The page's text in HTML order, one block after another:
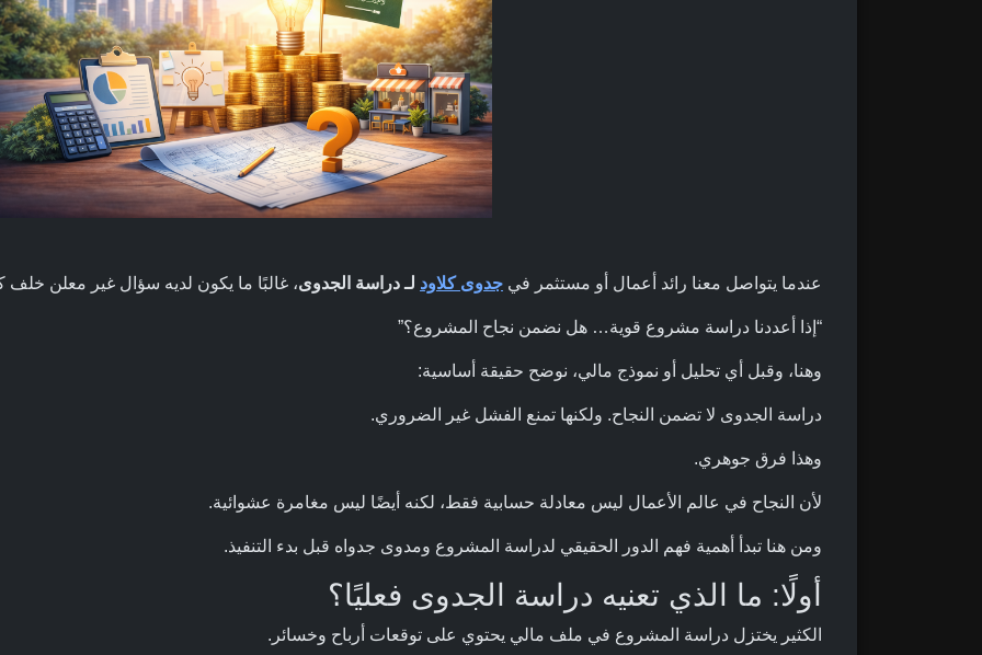
عندما يتواصل معنا رائد أعمال أو مستثمر في جدوى كلاود لـ دراسة الجدوى، غالبًا ما يكون لديه سؤال غير معلن خلف
“إذا أعددنا دراسة مشروع قوية… هل نضمن نجاح المشروع؟”
وهنا، وقبل أي تحليل أو نموذج مالي، نوضح حقيقة أساسية:
دراسة الجدوى لا تضمن النجاح. ولكنها تمنع الفشل غير الضروري.
وهذا فرق جوهري.
لأن النجاح في عالم الأعمال ليس معادلة حسابية فقط، لكنه أيضًا ليس مغامرة عشوائية.
ومن هنا تبدأ أهمية فهم الدور الحقيقي لدراسة المشروع ومدوى جدواه قبل بدء التنفيذ.
أولًا: ما الذي تعنيه دراسة الجدوى فعليًا؟
الكثير يختزل دراسة المشروع في ملف مالي يحتوي على توقعات أرباح وخسائر.